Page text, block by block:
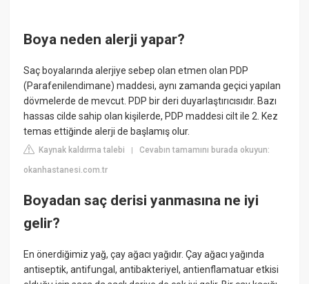
Boya neden alerji yapar?
Saç boyalarında alerjiye sebep olan etmen olan PDP
(Parafenilendimane) maddesi, aynı zamanda geçici yapılan
dövmelerde de mevcut. PDP bir deri duyarlaştırıcısıdır. Bazı
hassas cilde sahip olan kişilerde, PDP maddesi cilt ile 2. Kez
temas ettiğinde alerji de başlamış olur.
Kaynak kaldırma talebi |Cevabın tamamını burada okuyun:
okanhastanesi.com.tr
Boyadan saç derisi yanmasına ne iyi
gelir?
En önerdiğimiz yağ, çay ağacı yağıdır. Çay ağacı yağında
antiseptik, antifungal, antibakteriyel, antienflamatuar etkisi